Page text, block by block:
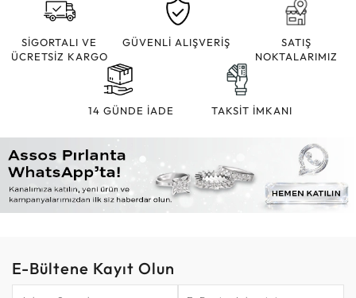
SİGORTALI VE
ÜCRETSİZ KARGO
GÜVENLİ ALIŞVERİŞ
SATIŞ
NOKTALARIMIZ
14 GÜNDE İADE TAKSİT İMKANI
E-Bültene Kayıt Olun